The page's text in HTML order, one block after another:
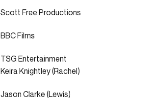
Scott Free Productions
BBC Films
TSG Entertainment
Keira Knightley (Rachel)
Jason Clarke (Lewis)